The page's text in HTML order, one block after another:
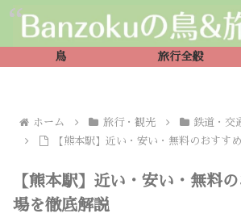
鳥 旅行全般
ホーム 旅行・観光 鉄道・交
【熊本駅】近い・安い・無料のおすす
【熊本駅】近い・安い・無料
場を徹底解説